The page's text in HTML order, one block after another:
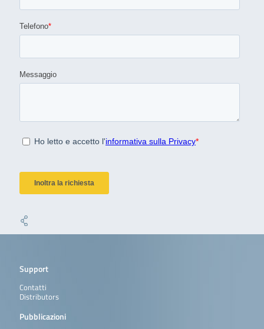
Support
Contatti
Distributors
Pubblicazioni